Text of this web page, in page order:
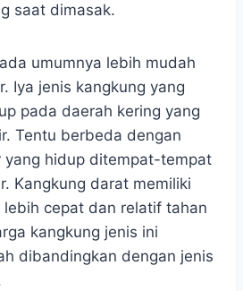
saat dimasak.
umumnya lebih mudah
Iya jenis kangkung yang
pada daerah kering yang
Tentu berbeda dengan
yang hidup ditempat-tempat
Kangkung darat memiliki
lebih cepat dan relatif tahan
kangkung jenis ini
dibandingkan dengan jenis